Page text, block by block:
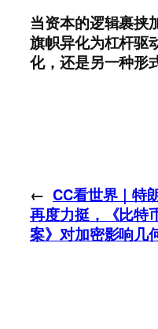
当资本的逻辑裹挟
旗帜异化为杠杆驱
化，还是另一种形
← CC看世界｜特
再度力挺，《比特
案》对加密影响几